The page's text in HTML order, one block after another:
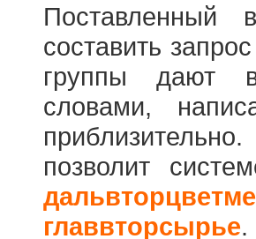
Поставленный
составить
группы дают
словами,
позволит
главвторсырье